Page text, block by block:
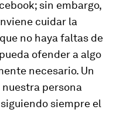
sin embargo,
cuidar la
no haya faltas de
ofender a algo
necesario. Un
persona
siempre el